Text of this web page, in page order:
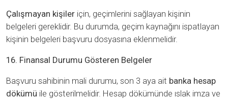
Çalışmayan kişiler için, geçimlerini sağlayan kişinin
belgeleri gereklidir. Bu durumda, geçim kaynağını ispatlayan
kişinin belgeleri başvuru dosyasına eklenmelidir.
16. Finansal Durumu Gösteren Belgeler
Başvuru sahibinin mali durumu, son 3 aya ait banka hesap
dökümü ile gösterilmelidir. Hesap dökümünde ıslak imza ve